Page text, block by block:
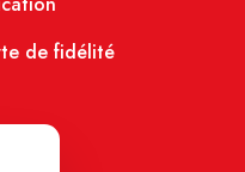
de fidélité